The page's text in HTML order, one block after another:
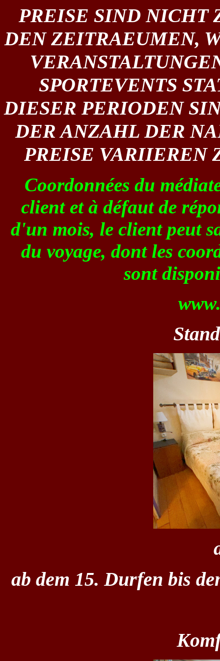
PREISE SIND NICHT
DEN ZEITRAEUMEN,
SPORTEVENTS
DIESER PERIODEN
DER ANZAHL DER
PREISE VARIIEREN
Coordonnées du
client et à défaut de
d'un mois, le client peut
du voyage, dont les
sont
ab dem 15. Durfen bis